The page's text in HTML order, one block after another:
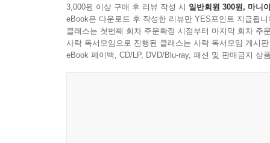
3,000원 이상 구매 후 리뷰 작성 시 일반회원 300원, 마니
eBook은 다운로드 후 작성한 리뷰만 YES포인트 지급됩니
클래스는 첫번째 회차 주문확정 시점부터 마지막 회차 주
사락 독서모임으로 진행된 클래스는 사락 독서모임 게시
eBook 페이백, CD/LP, DVD/Blu-ray, 패션 및 판매금지 상